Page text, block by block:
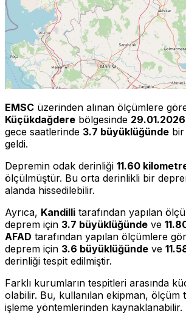
EMSC üzerinden alınan ölçümlere
Küçükdağdere bölgesinde
gece saatlerinde 3.7 büyüklüğünde
geldi.
Depremin odak derinliği 11.60
ölçülmüştür. Bu orta derinlikli bir
alanda hissedilebilir.
Ayrıca, Kandilli tarafından yapılan
deprem için 3.7 büyüklüğünde ve
AFAD tarafından yapılan ölçümlere
deprem için 3.6 büyüklüğünde ve
derinliği tespit edilmiştir.
Farklı kurumların tespitleri arasında
olabilir. Bu, kullanılan ekipman, ölçüm
işleme yöntemlerinden kaynaklanabilir.